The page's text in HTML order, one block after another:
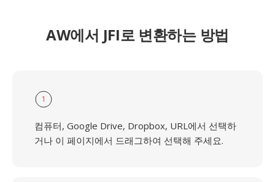
AW에서 JFI로 변환하는 방법
1
컴퓨터, Google Drive, Dropbox, URL에서 선택하
거나 이 페이지에서 드래그하여 선택해 주세요.